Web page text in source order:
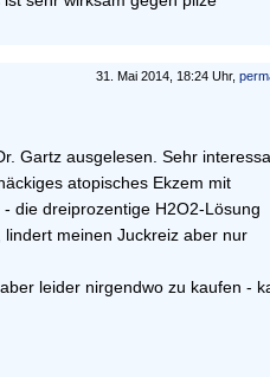
31. Mai 2014, 18:24 Uhr,
Gartz ausgelesen. Sehr
atopisches Ekzem mit
die dreiprozentige H2O2-Lösung
meinen Juckreiz aber nur
leider nirgendwo zu kaufen -